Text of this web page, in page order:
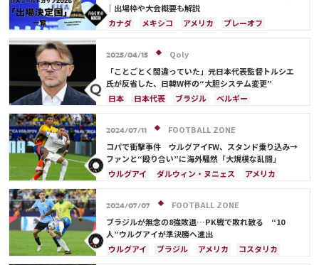
スイス オーストラリア
｜出場枠や大会概要も解説
カナダ
メキシコ アメリカ
プレーオフ
エクアドル
オーストラリア
2025/04/15
Qoly
「ことごとく間違っていた」元日本代表監督トルシエ
氏が反省した、日韓W杯の“大胆システム変更”
日本
日本代表 ブラジル ベルギー
2024/07/11
FOOTBALL ZONE
コパで衝撃事件 ウルグアイFW、スタンド乗り込み→
ファンと“殴り合い”に海外騒然「大規模な乱闘」
ウルグアイ
ダルウィン・ヌニェス
アメリカ
2024/07/07
FOOTBALL ZONE
ブラジルが無念の8強敗退…PK戦で敗れ散る “10
人”ウルグアイが準決勝へ進出
ウルグアイ
ブラジル アメリカ コスタリカ